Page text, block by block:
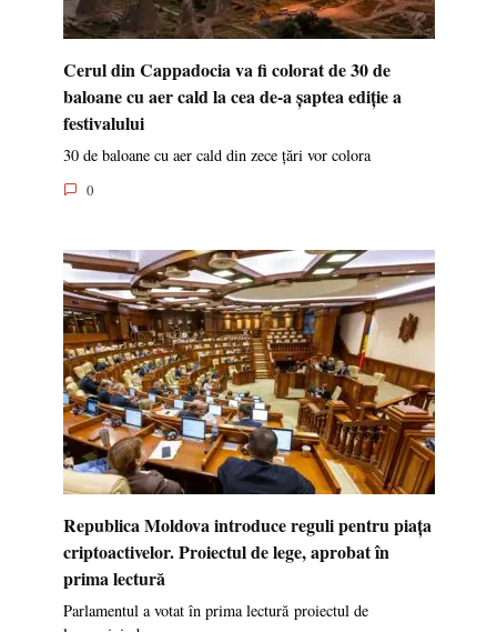
Cerul din Cappadocia va fi colorat de 30 de
baloane cu aer cald la cea de-a șaptea ediție a
festivalului
30 de baloane cu aer cald din zece țări vor colora
0
Republica Moldova introduce reguli pentru piața
criptoactivelor. Proiectul de lege, aprobat în
prima lectură
Parlamentul a votat în prima lectură proiectul de